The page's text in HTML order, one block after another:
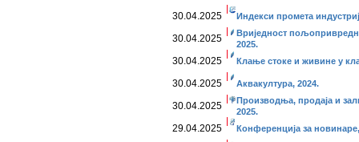
30.04.2025 Индекси промета
30.04.2025
Вриједност
2025.
30.04.2025 Клање стоке и живине у
30.04.2025 Аквакултура, 2024.
30.04.2025
Производња, продаја и
2025.
29.04.2025 Конференција за